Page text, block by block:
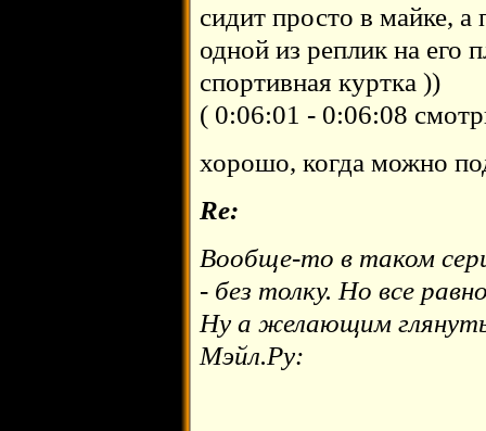
сидит просто в майке, а
одной из реплик на его
спортивная куртка ))
( 0:06:01 - 0:06:08
хорошо, когда можно
Re:
Вообще-то в таком
- без толку. Но все
Ну а желающим
Мэйл.Ру: